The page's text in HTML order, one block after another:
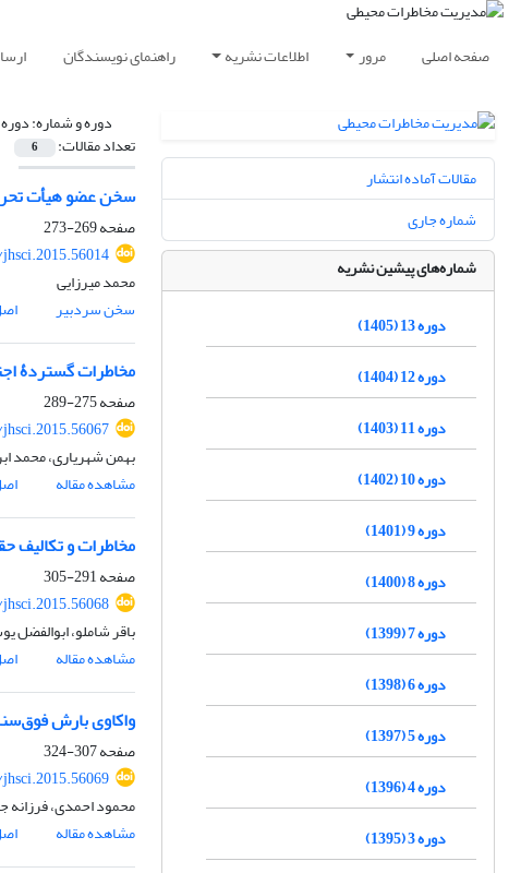
صفحه اصلی مرور اطلاعات نشریه راهنمای نویسندگان
دوره و شماره:دوره 2، شماره 3، پاییز 1394،
تعداد مقالات: 6
سخن عضو هیأت
صفحه269-273
محمد میرزایی
سخن سردبیر
مخاطرات گستردۀ
صفحه275-289
بهمن شهریاری، محمد
مشاهده مقاله
مخاطرات و تکالیف
صفحه291-305
باقر شاملو، ابوالفضل
مشاهده مقاله
واکاوی بارش فوق‌سنگین 23 اسفند 1392 مولد سیلاب مخرب در
صفحه307-324
محمود احمدی، فرزانه
مشاهده مقاله
مقالات آماده انتشار
شماره جاری
شماره‌های پیشین نشریه
دوره 13 (1405)
دوره 12 (1404)
دوره 11 (1403)
دوره 10 (1402)
دوره 9 (1401)
دوره 8 (1400)
دوره 7 (1399)
دوره 6 (1398)
دوره 5 (1397)
دوره 4 (1396)
دوره 3 (1395)